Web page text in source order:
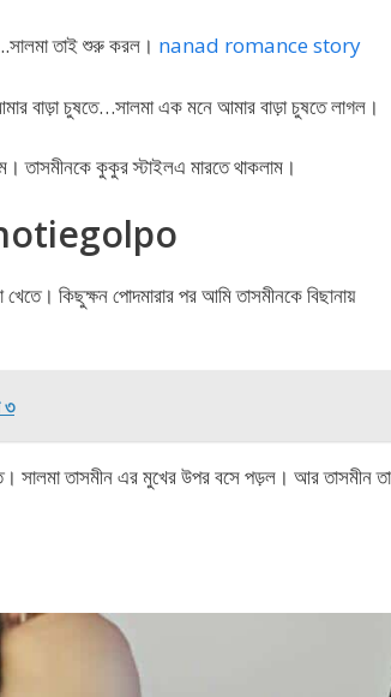
তাই শুরু করল। nanad romance story
বাড়া চুষতে…সালমা এক মনে আমার বাড়া চুষতে লাগল।
তাসমীনকে কুকুর স্টাইলএ মারতে থাকলাম।
খেতে। কিছুক্ষন পোদমারার পর আমি তাসমীনকে বিছানায়
৩
সালমা তাসমীন এর মুখের উপর বসে পড়ল। আর তাসমীন